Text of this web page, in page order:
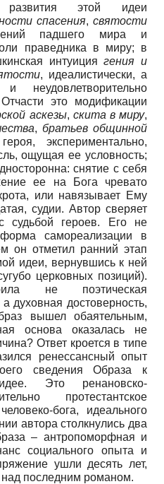
развития этой идеи
спасения, святости
падшего мира и
праведника в миру; в
интуициягения и
, идеалистически, а
неудовлетворительно
это модификации
аскезы, скита в миру,
, братьев общинной
экспериментально,
ощущая ее условность;
снятие с себя
ее на Бога чревато
или навязывает Ему
судии. Автор сверяет
судьбой героев. Его не
самореализации в
он отметил ранний этап
идеи, вернувшись к ней
церковных позиций).
не поэтическая
а духовная достоверность,
вышел обаятельным,
основа оказалась не
Ответ кроется в типе
ренессансный опыт
сведения Образа к
идее. Это ренановско-
протестантское
бога, идеального
автора столкнулись два
– антропоморфная и
социального опыта и
ушли десять лет,
последним романом.